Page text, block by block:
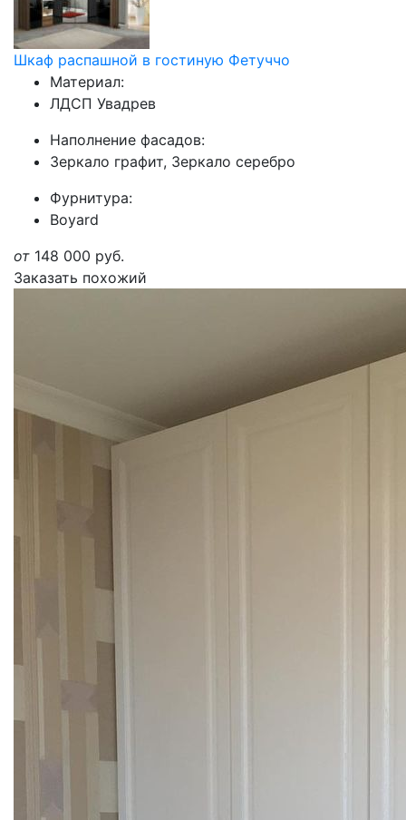
Шкаф распашной в гостиную Фетуччо
Материал:
ЛДСП Увадрев
Наполнение фасадов:
Зеркало графит, Зеркало серебро
Фурнитура:
Boyard
от 148 000 руб.
Заказать похожий